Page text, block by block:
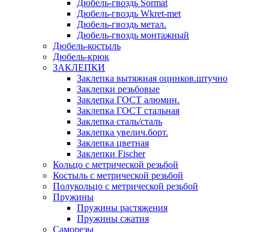
Дюбель-гвоздь Sormat
Дюбель-гвоздь Wkret-met
Дюбель-гвоздь метал.
Дюбель-гвоздь монтажный
Дюбель-костыль
Дюбель-крюк
ЗАКЛЕПКИ
Заклепка вытяжная оцинков.штучно
Заклепки резьбовые
Заклепка ГОСТ алюмин.
Заклепка ГОСТ стальная
Заклепка сталь/сталь
Заклепка увелич.борт.
Заклепка цветная
Заклепки Fischer
Кольцо с метрической резьбой
Костыль с метрической резьбой
Полукольцо с метрической резьбой
Пружины
Пружины растяжения
Пружины сжатия
Саморезы